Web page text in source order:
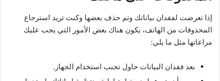
إذا تعرضت لفقدان بياناتك وتم حذف بعضها وكنت تريد استرجاع
المحذوفات من الهاتف، يكون هناك بعض الأمور التي يجب عليك
مراعاتها مثل ما يلي:
بعد فقدان البيانات حاول تجنب استخدام الجهاز.